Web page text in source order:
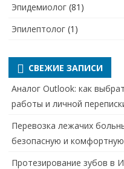
Эпидемиолог (81)
Эпилептолог (1)
СВЕЖИЕ ЗАПИСИ
Аналог Outlook: как
работы и личной
Перевозка лежачих
безопасную и
Протезирование зубов в